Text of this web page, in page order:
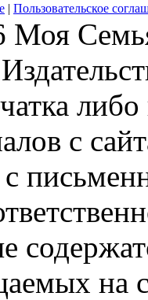
| Пользовательское
Моя
с
на